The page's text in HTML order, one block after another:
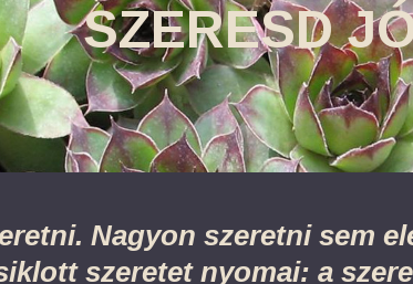
SZERESD
Nagyon szeretni sem
szeretet nyomai: a